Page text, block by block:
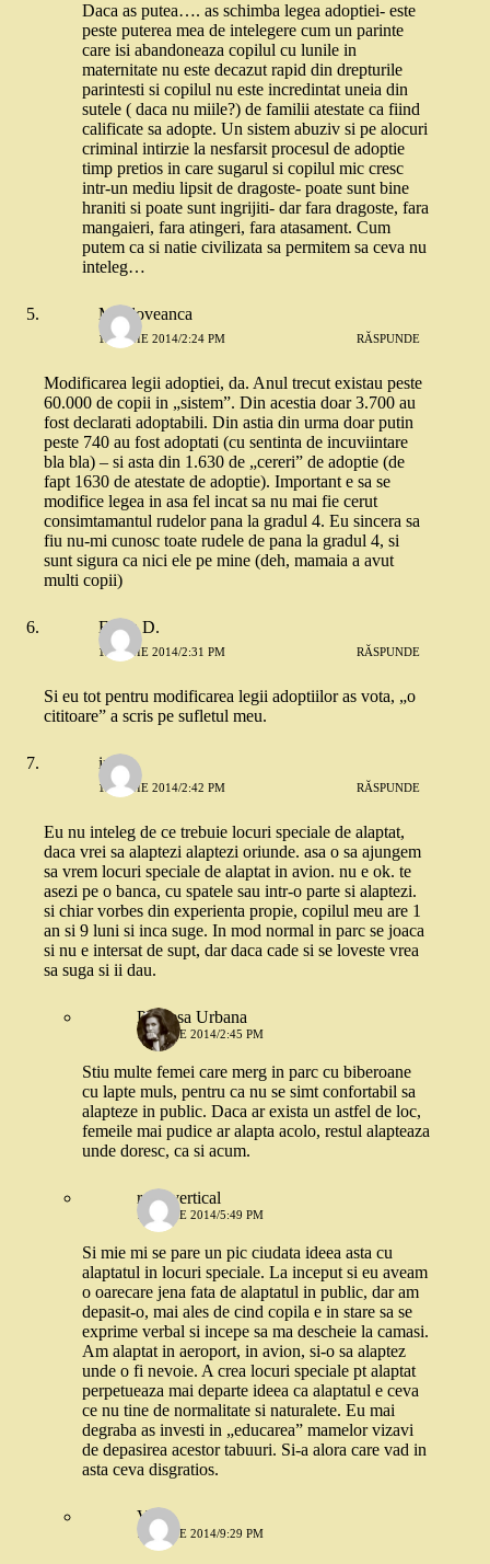
Daca as putea…. as schimba legea adoptiei- este
peste puterea mea de intelegere cum un parinte
care isi abandoneaza copilul cu lunile in
maternitate nu este decazut rapid din drepturile
parintesti si copilul nu este incredintat uneia din
sutele ( daca nu miile?) de familii atestate ca fiind
calificate sa adopte. Un sistem abuziv si pe alocuri
criminal intirzie la nesfarsit procesul de adoptie
timp pretios in care sugarul si copilul mic cresc
intr-un mediu lipsit de dragoste- poate sunt bine
hraniti si poate sunt ingrijiti- dar fara dragoste, fara
mangaieri, fara atingeri, fara atasament. Cum
putem ca si natie civilizata sa permitem sa ceva nu
inteleg…
Moldoveanca
12 IUNIE 2014/2:24 PM RĂSPUNDE
Modificarea legii adoptiei, da. Anul trecut existau peste
60.000 de copii in „sistem”. Din acestia doar 3.700 au
fost declarati adoptabili. Din astia din urma doar putin
peste 740 au fost adoptati (cu sentinta de incuviintare
bla bla) – si asta din 1.630 de „cereri” de adoptie (de
fapt 1630 de atestate de adoptie). Important e sa se
modifice legea in asa fel incat sa nu mai fie cerut
consimtamantul rudelor pana la gradul 4. Eu sincera sa
fiu nu-mi cunosc toate rudele de pana la gradul 4, si
sunt sigura ca nici ele pe mine (deh, mamaia a avut
multi copii)
Elena D.
12 IUNIE 2014/2:31 PM RĂSPUNDE
Si eu tot pentru modificarea legii adoptiilor as vota, „o
cititoare” a scris pe sufletul meu.
irina
12 IUNIE 2014/2:42 PM RĂSPUNDE
Eu nu inteleg de ce trebuie locuri speciale de alaptat,
daca vrei sa alaptezi alaptezi oriunde. asa o sa ajungem
sa vrem locuri speciale de alaptat in avion. nu e ok. te
asezi pe o banca, cu spatele sau intr-o parte si alaptezi.
si chiar vorbes din experienta propie, copilul meu are 1
an si 9 luni si inca suge. In mod normal in parc se joaca
si nu e intersat de supt, dar daca cade si se loveste vrea
sa suga si ii dau.
Printesa Urbana
12 IUNIE 2014/2:45 PM
Stiu multe femei care merg in parc cu biberoane
cu lapte muls, pentru ca nu se simt confortabil sa
alapteze in public. Daca ar exista un astfel de loc,
femeile mai pudice ar alapta acolo, restul alapteaza
unde doresc, ca si acum.
roșu vertical
12 IUNIE 2014/5:49 PM
Si mie mi se pare un pic ciudata ideea asta cu
alaptatul in locuri speciale. La inceput si eu aveam
o oarecare jena fata de alaptatul in public, dar am
depasit-o, mai ales de cind copila e in stare sa se
exprime verbal si incepe sa ma descheie la camasi.
Am alaptat in aeroport, in avion, si-o sa alaptez
unde o fi nevoie. A crea locuri speciale pt alaptat
perpetueaza mai departe ideea ca alaptatul e ceva
ce nu tine de normalitate si naturalete. Eu mai
degraba as investi in „educarea” mamelor vizavi
de depasirea acestor tabuuri. Si-a alora care vad in
asta ceva disgratios.
V.
12 IUNIE 2014/9:29 PM